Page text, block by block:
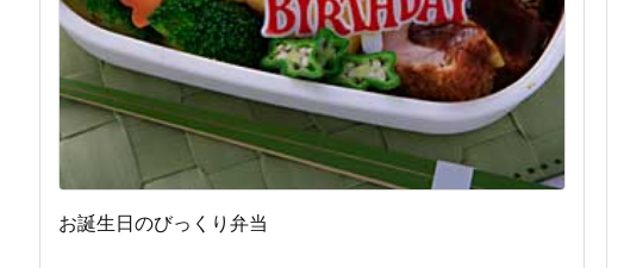
お誕生日のびっくり弁当